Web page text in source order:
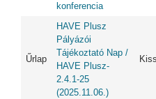
konferencia
Űrlap
HAVE Plusz
Pályázói
Tájékoztató Nap /
HAVE Plusz-
2.4.1-25
(2025.11.06.)